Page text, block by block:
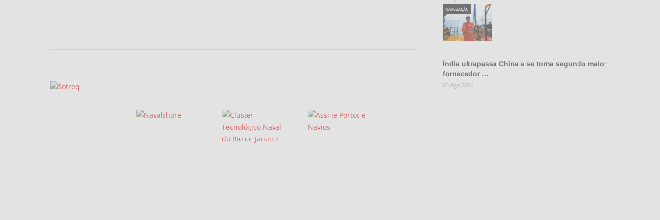
Índia ultrapassa China e se torna segundo maior
fornecedor …
NAVEGAÇÃO
03 Ago 2026